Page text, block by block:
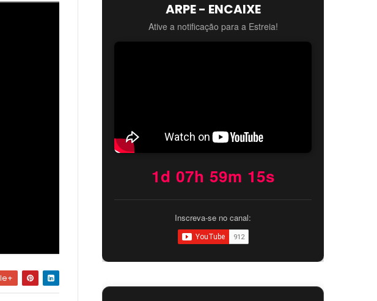
ARPE - ENCAIXE
Ative a notificação para a Estreia!
1d 07h 59m 14s
Inscreva-se no canal: